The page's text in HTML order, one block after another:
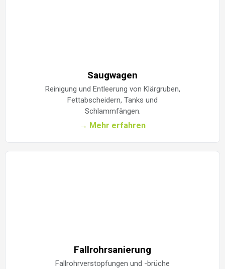
Saugwagen
Reinigung und Entleerung von Klärgruben,
Fettabscheidern, Tanks und
Schlammfängen.
→ Mehr erfahren
Fallrohrsanierung
Fallrohrverstopfungen und -brüche